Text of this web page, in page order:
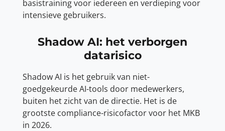
basistraining voor iedereen en verdieping voor
intensieve gebruikers.
Shadow AI: het verborgen
datarisico
Shadow AI is het gebruik van niet-
goedgekeurde AI-tools door medewerkers,
buiten het zicht van de directie. Het is de
grootste compliance-risicofactor voor het MKB
in 2026.